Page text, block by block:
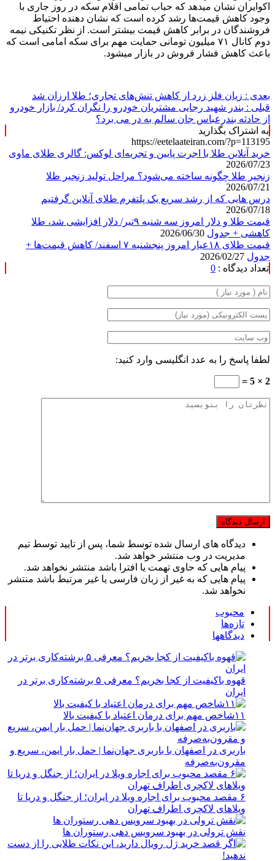
اکوایران نشان میدهد که حباب تمامی اقلام سکه در روز جاری با
وجود کاهش قیمت‌ها رشد کرده است که نشان دهنده احتیاط
فروشندگان در برابر کاهش قیمت بیشتر است. از نظر تکنیکی نیمه
دوم کانال ۷۱ میلیون تومانی حمایت مهم برای سکه امامی است که
باعث کاهش فشار فروش در بازار میشود.
بعدی : زیان فلز زرد از کاهش تنش‌های تجاری؛ طلا ارزان شد
قبلی : بندر شهید رجایی مشتریان خودرو را نگران کرد/ بازار خودرو
از حادثه بندرعباس جان سالم به در می برد؟
به اشتراک بگذارید
https://eetelaateiran.com/?p=113195
خرید آنلاین طلا با اجرت پایین و تجربه‌ای لوکس: گالری طلای ماوی
2026/07/23
زنجیر طلا چگونه ساخته می‌شود؟ مراحل تولید زنجیر طلا
2026/07/21
درس هایی که از رشد سریع یک پلتفرم طلای آنلاین گرفتیم
2026/07/18
قیمت طلا و دلار امروز سه شنبه ۹تیر/ دلار افزایشی شد، طلا
کاهشی + جدول
قیمت طلای ۱۸عیار امروز پنجشنبه ۷ اسفند/ کاهش قیمت‌ها +
جدول
تعداد دیدگاه : 0
لطفا پاسخ را به عدد انگلیسی وارد کنید:
2 × 5 =
دیدگاه های ارسال شده توسط شما، پس از تایید توسط تیم
مدیریت در وب منتشر خواهد شد.
پیام هایی که حاوی تهمت یا افترا باشد منتشر نخواهد شد.
پیام هایی که به غیر از زبان فارسی یا غیر مرتبط باشد منتشر
نخواهد شد.
محبوب
تازه‌ها
دیدگاهها
قهوه باکیفیت از کجا بخریم؟ معرفی ۵ برشته‌کاری برتر در
ایران
۱۱شاخص مهم برای درمان اعتیاد با کیفیت بالا
باربری در اصفهان با باربری جهان‌نما | حمل بار ایمن، سریع و
مقرون‌به‌صرفه
۶ مقصد محبوب برای اجاره ویلا در ایران؛ از جنگل و دریا تا
ویلاهای لاکچری اطراف تهران
نقش ترولی در بهبود سرویس دهی رستوران ها